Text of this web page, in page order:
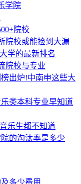
学院
院校
院校或能捡到大漏
学的最新排名
院校与专业
出炉!中南申这些大
类本科专业早知道
乐生都不知道
的淘汰率是多少